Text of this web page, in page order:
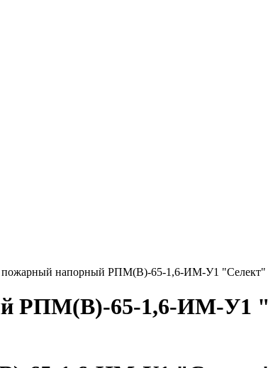
пожарный напорный РПМ(В)-65-1,6-ИМ-У1 "Селект"
РПМ(В)-65-1,6-ИМ-У1